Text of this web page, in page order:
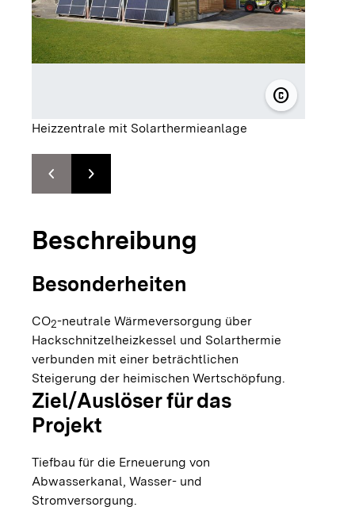
copyright© Energie
Heizzentrale mit Solarthermieanlage
chevron_leftZur vorhergehenden Folie springen
chevron_rightZur nächsten Folie springen
Beschreibung
Besonderheiten
CO2-neutrale Wärmeversorgung über
Hackschnitzelheizkessel und Solarthermie
verbunden mit einer beträchtlichen
Steigerung der heimischen Wertschöpfung.
Ziel/Auslöser für das
Projekt
Tiefbau für die Erneuerung von
Abwasserkanal, Wasser- und
Stromversorgung.